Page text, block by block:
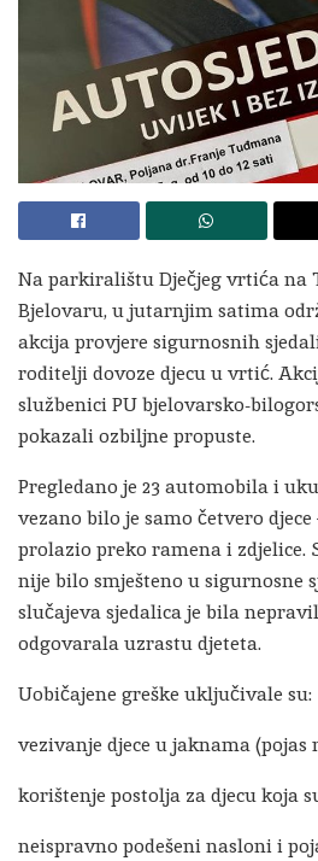
Na parkiralištu Dječjeg vrtića na
Bjelovaru, u jutarnjim satima
akcija provjere sigurnosnih
roditelji dovoze djecu u vrtić.
službenici PU bjelovarsko-
pokazali ozbiljne propuste.
Pregledano je 23 automobila i
vezano bilo je samo četvero
prolazio preko ramena i zdjelice.
nije bilo smješteno u sigurnosne
slučajeva sjedalica je bila
odgovarala uzrastu djeteta.
Uobičajene greške uključivale su:
vezivanje djece u jaknama (pojas
korištenje postolja za djecu koja
neispravno podešeni nasloni i